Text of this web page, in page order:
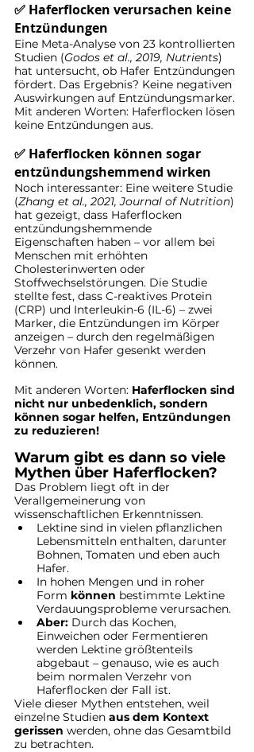
✅ Haferflocken verursachen keine
Entzündungen
Eine Meta-Analyse von 23 kontrollierten
Studien (Godos et al., 2019, Nutrients)
hat untersucht, ob Hafer Entzündungen
fördert. Das Ergebnis? Keine negativen
Auswirkungen auf Entzündungsmarker.
Mit anderen Worten: Haferflocken lösen
keine Entzündungen aus.
✅ Haferflocken können sogar
entzündungshemmend wirken
Noch interessanter: Eine weitere Studie
(Zhang et al., 2021, Journal of Nutrition)
hat gezeigt, dass Haferflocken
entzündungshemmende
Eigenschaften haben – vor allem bei
Menschen mit erhöhten
Cholesterinwerten oder
Stoffwechselstörungen. Die Studie
stellte fest, dass C-reaktives Protein
(CRP) und Interleukin-6 (IL-6) – zwei
Marker, die Entzündungen im Körper
anzeigen – durch den regelmäßigen
Verzehr von Hafer gesenkt werden
können.
Mit anderen Worten: Haferflocken sind
nicht nur unbedenklich, sondern
können sogar helfen, Entzündungen
zu reduzieren!
Warum gibt es dann so viele
Mythen über Haferflocken?
Das Problem liegt oft in der
Verallgemeinerung von
wissenschaftlichen Erkenntnissen.
Lektine sind in vielen pflanzlichen
Lebensmitteln enthalten, darunter
Bohnen, Tomaten und eben auch
Hafer.
In hohen Mengen und in roher
Form können bestimmte Lektine
Verdauungsprobleme verursachen.
Aber: Durch das Kochen,
Einweichen oder Fermentieren
werden Lektine größtenteils
abgebaut – genauso, wie es auch
beim normalen Verzehr von
Haferflocken der Fall ist.
Viele dieser Mythen entstehen, weil
einzelne Studien aus dem Kontext
gerissen werden, ohne das Gesamtbild
zu betrachten.